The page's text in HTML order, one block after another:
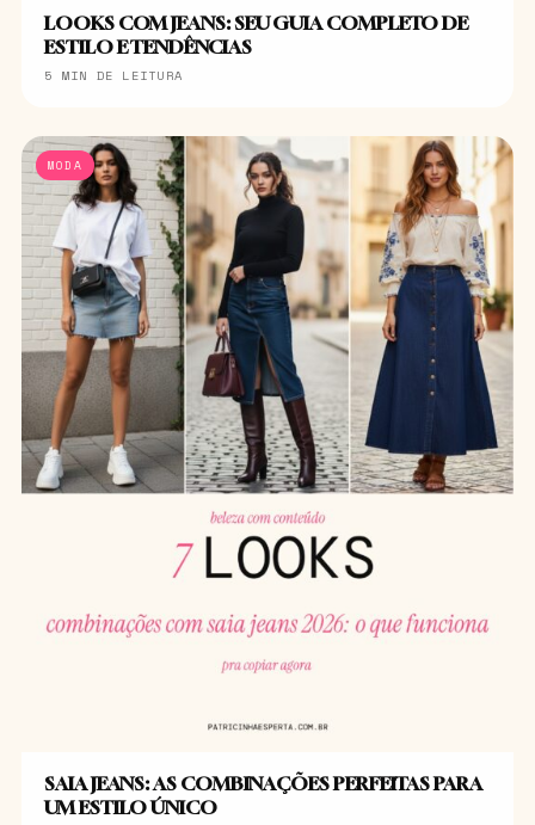
LOOKS COM JEANS: SEU GUIA COMPLETO DE
ESTILO E TENDÊNCIAS
5 MIN DE LEITURA
MODA
SAIA JEANS: AS COMBINAÇÕES PERFEITAS PARA
UM ESTILO ÚNICO